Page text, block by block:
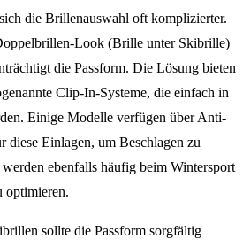
die Brillenauswahl oft komplizierter.
Look (Brille unter Skibrille)
die Passform. Die Lösung bieten
Clip-In-Systeme, die einfach in
Einige Modelle verfügen über Anti-
diese Einlagen, um Beschlagen zu
ebenfalls häufig beim Wintersport
optimieren.
sollte die Passform sorgfältig